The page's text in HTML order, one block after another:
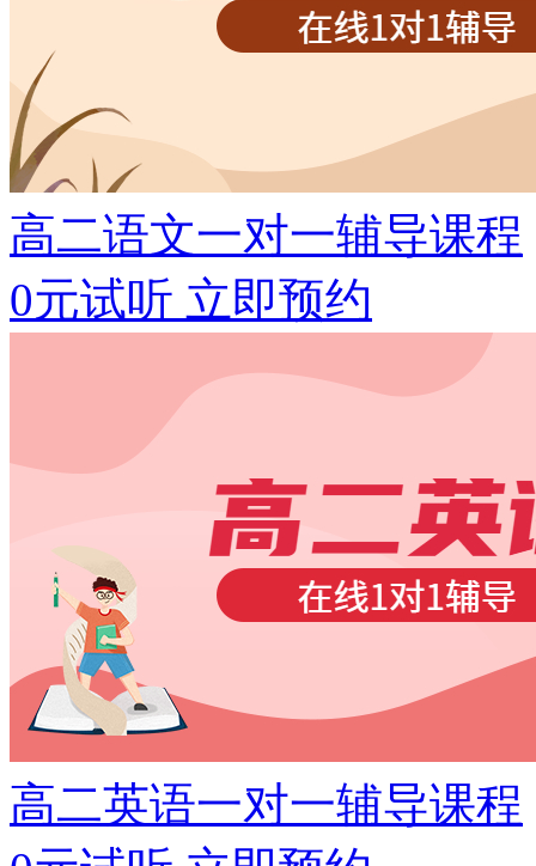
高二语文一对一辅导课程
0元试听 立即预约
高二英语一对一辅导课程